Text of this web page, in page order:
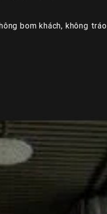
bom khách, không tráo